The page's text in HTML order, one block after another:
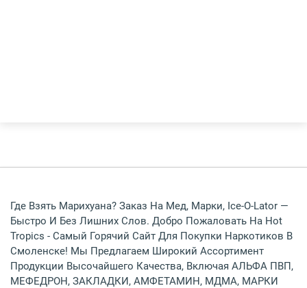
Где Взять Марихуана? Заказ На Мед, Марки, Ice-O-Lator —
Быстро И Без Лишних Слов. Добро Пожаловать На Hot
Tropics - Самый Горячий Сайт Для Покупки Наркотиков В
Смоленске! Мы Предлагаем Широкий Ассортимент
Продукции Высочайшего Качества, Включая АЛЬФА ПВП,
МЕФЕДРОН, ЗАКЛАДКИ, АМФЕТАМИН, МДМА, МАРКИ